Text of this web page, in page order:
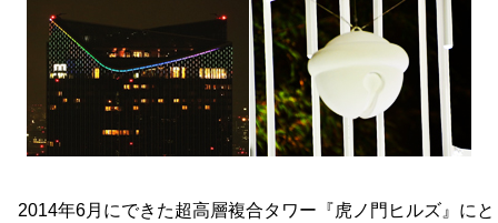
2014年6月にできた超高層複合タワー『虎ノ門ヒルズ』にと